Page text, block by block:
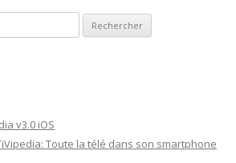
v3.0 iOS
Toute la télé dans son smartphone